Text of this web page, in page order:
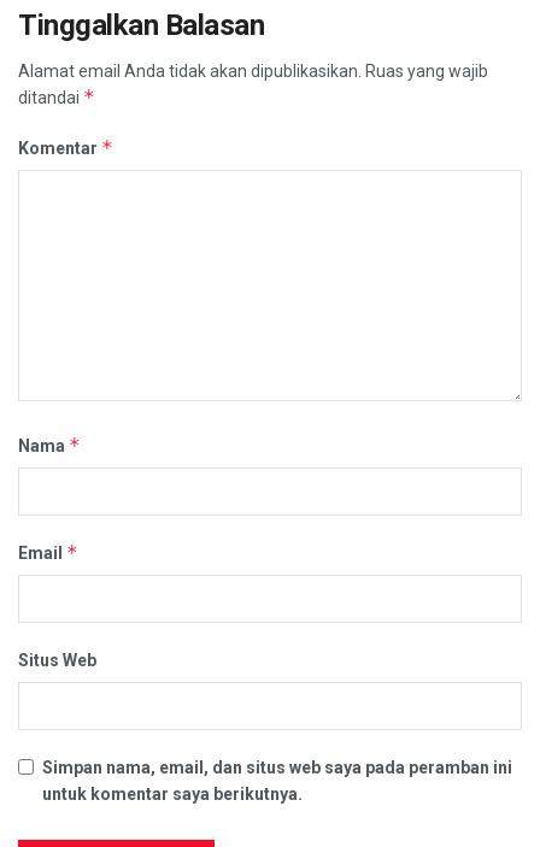
Tinggalkan Balasan
Alamat email Anda tidak akan dipublikasikan. Ruas yang wajib
ditandai *
Komentar *
Nama *
Email *
Situs Web
Simpan nama, email, dan situs web saya pada peramban ini
untuk komentar saya berikutnya.